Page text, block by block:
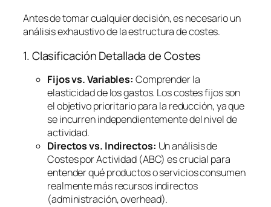
Antes de tomar cualquier decisión, es necesario un
análisis exhaustivo de la estructura de costes.
1. Clasificación Detallada de Costes
Fijos vs. Variables: Comprender la
elasticidad de los gastos. Los costes fijos son
el objetivo prioritario para la reducción, ya que
se incurren independientemente del nivel de
actividad.
Directos vs. Indirectos: Un análisis de
Costes por Actividad (ABC) es crucial para
entender qué productos o servicios consumen
realmente más recursos indirectos
(administración,overhead).